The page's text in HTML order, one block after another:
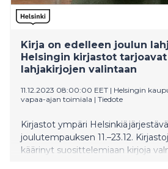
Kirja on edelleen joulun
Helsingin kirjastot tarjoavat
lahjakirjojen valintaan
11.12.2023 08:00:00 EET | Helsingin
vapaa-ajan toimiala | Tiedote
Kirjastot ympäri Helsinkiä
joulutempauksen 11.–23.12.
käärinyt suosittelemiaan kirjoja